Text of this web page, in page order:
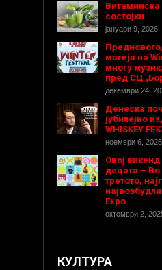
состојки
јануари 9, 2026
магија на
многу
пред СЦ
декември 24,
Денеска
јубилејно
WHISKEY
ноември 6, 2025
Овој
децата – Во
третото,
Expo
октомври 2,
КУЛТУРА